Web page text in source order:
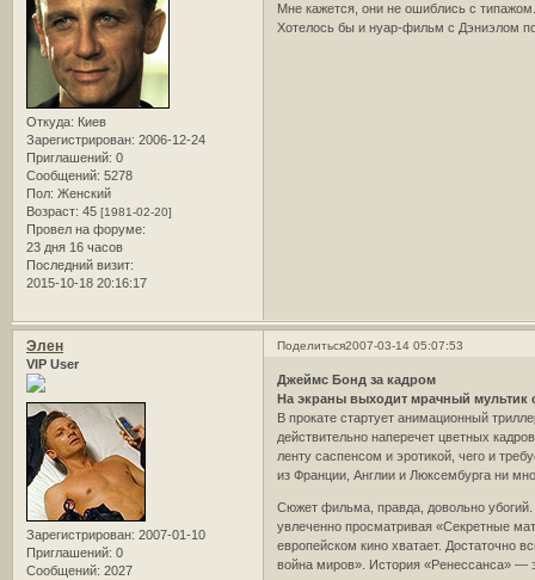
Откуда: Киев
Зарегистрирован: 2006-12-24
Приглашений: 0
Сообщений: 5278
Пол: Женский
Возраст: 45 [1981-02-20]
Провел на форуме:
23 дня 16 часов
Последний визит:
2015-10-18 20:16:17
Мне кажется, они не ошиблись с
Хотелось бы и нуар-фильм с Дэниэлом
Поделиться2007-03-14 05:07:53
Элен
VIP User
Зарегистрирован: 2007-01-10
Приглашений: 0
Сообщений: 2027
Джеймс Бонд за кадром
На экраны выходит мрачный мультик
В прокате стартует анимационный
действительно наперечет цветных
ленту саспенсом и эротикой, чего и
из Франции, Англии и Люксембурга ни
Сюжет фильма, правда, довольно
увлеченно просматривая «Секретные
европейском кино хватает. Достаточно
война миров». История «Ренессанса» —